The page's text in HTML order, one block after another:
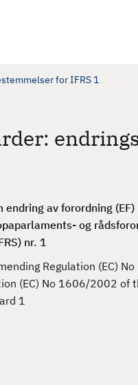
for IFRS 1
av forordning
og
nr. 1
Regulation (EC)
(EC) No 1606/2002 of
1